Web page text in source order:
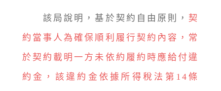
該局說明，基於契約自由原則， 契
約當事人為確保順利履行契約內容，常
於契約載明一方未依約履約時應給付違
約金，該違約金依據所得稅法第14條